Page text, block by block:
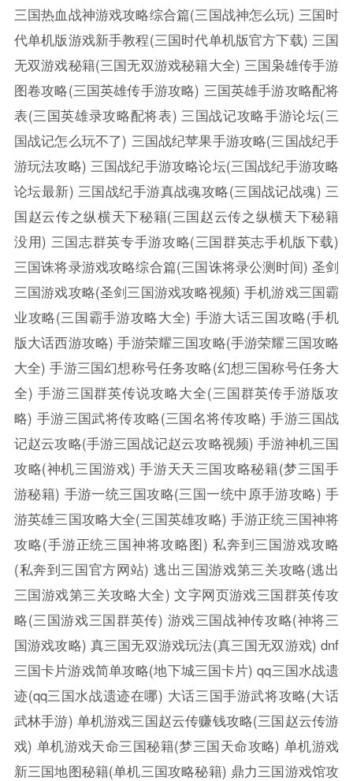
三国热血战神游戏攻略综合篇(三国战神怎么玩) 三国时
代单机版游戏新手教程(三国时代单机版官方下载) 三国
无双游戏秘籍(三国无双游戏秘籍大全) 三国枭雄传手游
图卷攻略(三国英雄传手游攻略) 三国英雄手游攻略配将
表(三国英雄录攻略配将表) 三国战记攻略手游论坛(三
国战记怎么玩不了) 三国战纪苹果手游攻略(三国战纪手
游玩法攻略) 三国战纪手游攻略论坛(三国战纪手游攻略
论坛最新) 三国战纪手游真战魂攻略(三国战记战魂) 三
国赵云传之纵横天下秘籍(三国赵云传之纵横天下秘籍
没用) 三国志群英专手游攻略(三国群英志手机版下载)
三国诛将录游戏攻略综合篇(三国诛将录公测时间) 圣剑
三国游戏攻略(圣剑三国游戏攻略视频) 手机游戏三国霸
业攻略(三国霸手游攻略大全) 手游大话三国攻略(手机
版大话西游攻略) 手游荣耀三国攻略(手游荣耀三国攻略
大全) 手游三国幻想称号任务攻略(幻想三国称号任务大
全) 手游三国群英传说攻略大全(三国群英传手游版攻
略) 手游三国武将传攻略(三国名将传攻略) 手游三国战
记赵云攻略(手游三国战记赵云攻略视频) 手游神机三国
攻略(神机三国游戏) 手游天天三国攻略秘籍(梦三国手
游秘籍) 手游一统三国攻略(三国一统中原手游攻略) 手
游英雄三国攻略大全(三国英雄攻略) 手游正统三国神将
攻略(手游正统三国神将攻略图) 私奔到三国游戏攻略
(私奔到三国官方网站) 逃出三国游戏第三关攻略(逃出
三国游戏第三关攻略大全) 文字网页游戏三国群英传攻
略(三国游戏三国群英传) 游戏三国战神传攻略(神将三
国游戏攻略) 真三国无双游戏玩法(真三国无双游戏) dnf
三国卡片游戏简单攻略(地下城三国卡片) qq三国水战遗
迹(qq三国水战遗迹在哪) 大话三国手游武将攻略(大话
武林手游) 单机游戏三国赵云传赚钱攻略(三国赵云传游
戏) 单机游戏天命三国秘籍(梦三国天命攻略) 单机游戏
新三国地图秘籍(单机三国攻略秘籍) 鼎力三国游戏馆攻